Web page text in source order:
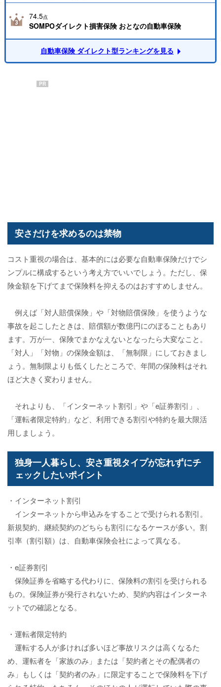
74.5点
SOMPOダイレクト損害保険 おとなの自動車保険
自動車保険 ダイレクト型ランキングを見る
PR
安さだけを求めるのは禁物
コスト重視の場合は、基本的には必要な自動車保険だけでシ
ンプルに構成するという考え方でいいでしょう。ただし、保
険金額を下げてまで保険料を抑えるのはおすすめしません。
例えば「対人賠償保険」や「対物賠償保険」を使うような
事故を起こしたときは、賠償額が数億円にのぼることもあり
ます。万が一、保険でまかなえないとなったら大変なこと。
「対人」「対物」の保険金額は、「無制限」にしておきまし
ょう。無制限よりも低くしたところで、年間の保険料はそれ
ほど大きく変わりません。
それよりも、「インターネット割引」や「e証券割引」、
「運転者限定特約」など、利用できる割引や特約を最大限活
用しましょう。
独身一人暮らし、安さ重視タイプが忘れずにチ
ェックしたいポイント
・インターネット割引
インターネットから申込みをすることで受けられる割引。
新規契約、継続契約のどちらも割引になるケースが多い。割
引率（割引額）は、自動車保険会社によって異なる。
・e証券割引
保険証券を省略する代わりに、保険料の割引を受けられる
もの。保険証券が発行されないため、契約内容はインターネ
ットでの確認となる。
・運転者限定特約
運転する人が多ければ多いほど事故リスクは高くなるた
め、運転者を「家族のみ」または「契約者とその配偶者の
み」もしくは「契約者のみ」に限定することで保険料を下げ